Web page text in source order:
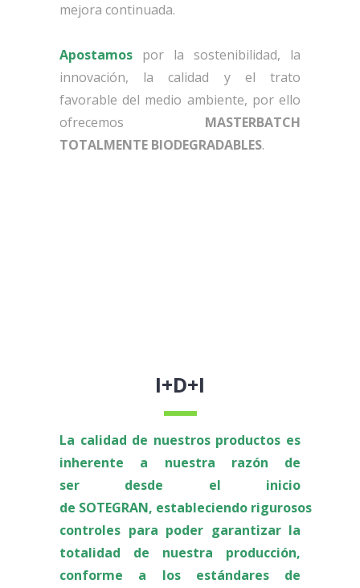
mejora continuada.
Apostamos por la sostenibilidad, la
innovación, la calidad y el trato
favorable del medio ambiente, por ello
ofrecemos MASTERBATCH
TOTALMENTE BIODEGRADABLES.
I+D+I
La calidad de nuestros productos es
inherente a nuestra razón de
ser desde el inicio
de SOTEGRAN, estableciendo rigurosos
controles para poder garantizar la
totalidad de nuestra producción,
conforme a los estándares de